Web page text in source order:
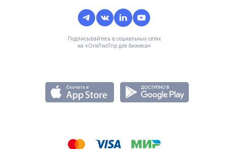
Подписывайтесь в социальных сетях
на «OneTwoTrip для бизнеса»